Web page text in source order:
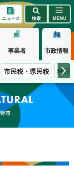
ニュース 検索 MENU
事業者 市政情報
市民税・県民税 移住
長野市